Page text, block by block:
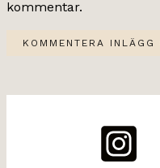
kommentar.